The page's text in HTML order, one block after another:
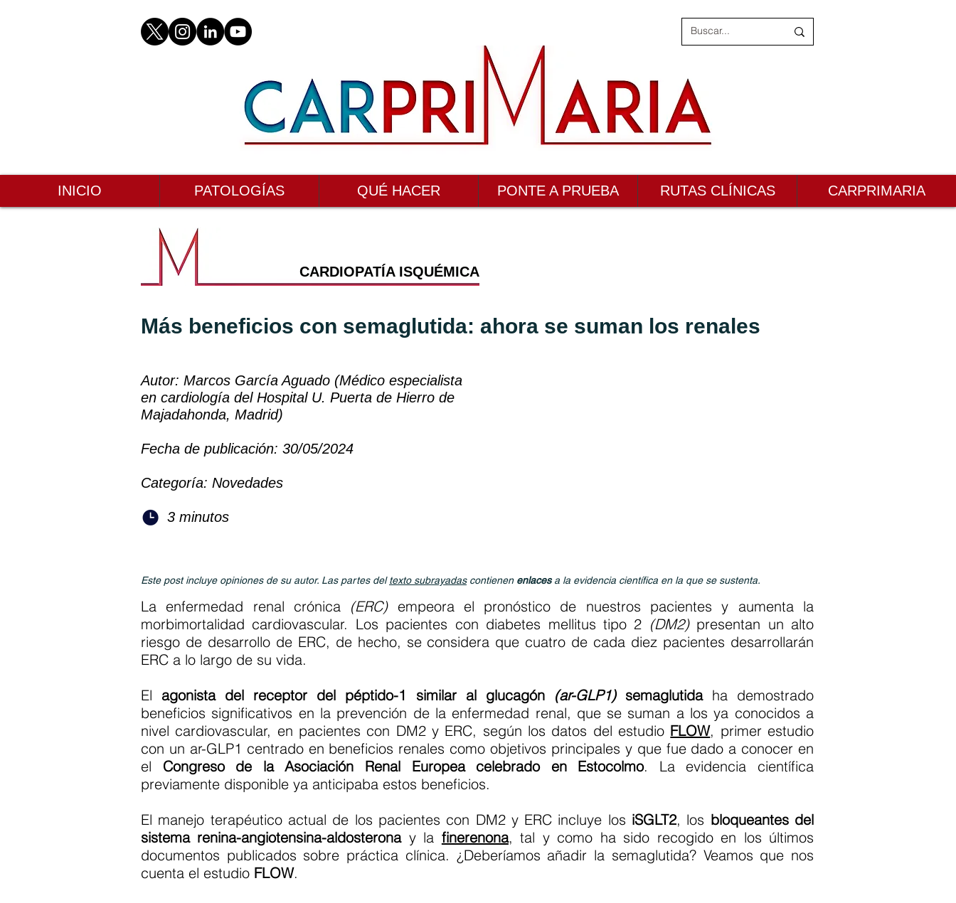
INICIO PATOLOGÍAS QUÉ HACER PONTE A PRUEBA RUTAS CLÍNICAS CARPRIMARIA
CARDIOPATÍA ISQUÉMICA
Más beneficios con semaglutida: ahora se suman los renales
Autor: Marcos García Aguado (Médico especialista
en cardiología del Hospital U. Puerta de Hierro de
Majadahonda, Madrid)
Fecha de publicación: 30/05/2024
Categoría: Novedades
3 minutos
Este post incluye opiniones de su autor. Las partes deltexto subrayadascontienen enlacesa la evidencia científica en la que se sustenta.
La enfermedad renal crónica (ERC)empeora el pronóstico de nuestros pacientes y aumenta la
morbimortalidad cardiovascular. Los pacientes con diabetes mellitus tipo 2 (DM2)presentan un alto
riesgo de desarrollo de ERC, de hecho, se considera que cuatro de cada diez pacientes desarrollarán
ERC a lo largo de su vida.
El agonista del receptor del péptido-1 similar al glucagón (ar-GLP1) semaglutidaha demostrado
beneficios significativos en la prevención de la enfermedad renal, que se suman a los ya conocidos a
nivel cardiovascular, en pacientes con DM2 y ERC, según los datos del estudio FLOW, primer estudio
con un ar-GLP1 centrado en beneficios renales como objetivos principales y que fue dado a conocer en
el Congreso de la Asociación Renal Europea celebrado en Estocolmo. La evidencia científica
previamente disponible ya anticipaba estos beneficios.
El manejo terapéutico actual de los pacientes con DM2 y ERC incluye los iSGLT2, los bloqueantes del
sistema renina-angiotensina-aldosteronay la finerenona, tal y como ha sido recogido en los últimos
documentos publicados sobre práctica clínica. ¿Deberíamos añadir la semaglutida? Veamos que nos
cuenta el estudio FLOW.